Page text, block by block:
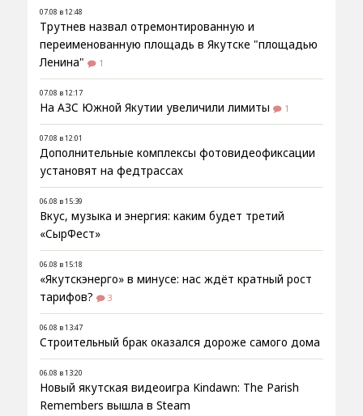
07.08 в 12:48
Трутнев назвал отремонтированную и
переименованную площадь в Якутске "площадью
Ленина"
1
07.08 в 12:17
На АЗС Южной Якутии увеличили лимиты 1
07.08 в 12:01
Дополнительные комплексы фотовидеофиксации
установят на федтрассах
06.08 в 15:39
Вкус, музыка и энергия: каким будет третий
«СырФест»
06.08 в 15:18
«Якутскэнерго» в минусе: нас ждёт кратный рост
тарифов?
3
06.08 в 13:47
Строительный брак оказался дороже самого дома
06.08 в 13:20
Новый якутская видеоигра Kindawn: The Parish
Remembers вышла в Steam